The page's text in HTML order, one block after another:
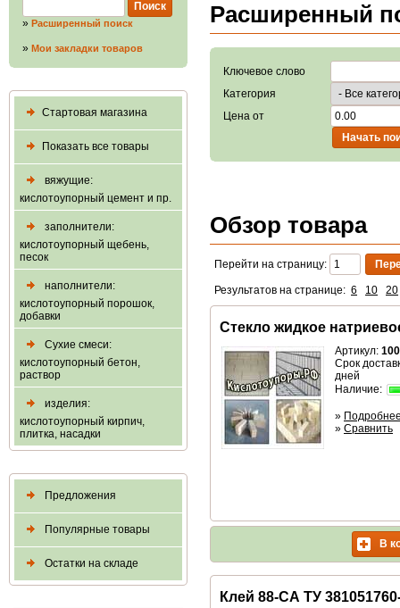
» Расширенный поиск
» Мои закладки товаров
Стартовая магазина
Показать все товары
вяжущие:
кислотоупорный цемент и пр.
заполнители:
кислотоупорный щебень,
песок
наполнители:
кислотоупорный порошок,
добавки
Сухие смеси:
кислотоупорный бетон,
раствор
изделия:
кислотоупорный кирпич,
плитка, насадки
Предложения
Популярные товары
Остатки на складе
Расширенный
Ключевое слово
Категория
Цена от
Обзор товара
Перейти на страницу:
Результатов на странице: 6 10 20
Стекло жидкое
Артикул:
Срок
дней
Наличие:
»
» Сравнить
В
Клей 88-СА ТУ